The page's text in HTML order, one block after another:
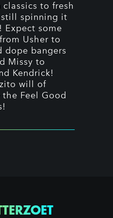
to fresh
still spinning it
Expect some
Usher to
dope bangers
Missy to
Kendrick!
will of
Feel Good